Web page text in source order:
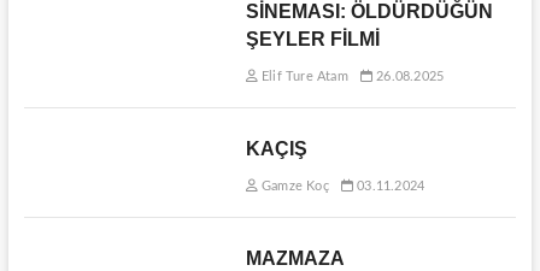
SİNEMASI: ÖLDÜRDÜĞÜN
ŞEYLER FİLMİ
Elif Ture Atam 26.08.2025
KAÇIŞ
Gamze Koç 03.11.2024
MAZMAZA